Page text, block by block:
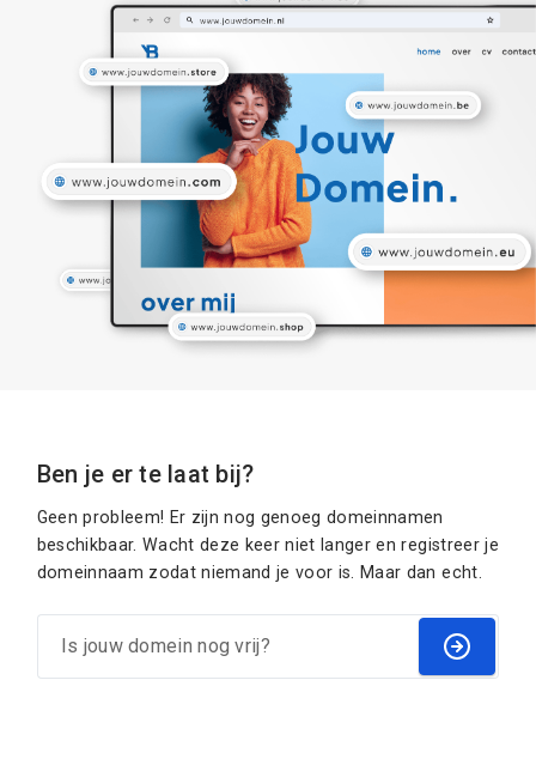
Ben je er te laat bij?
Geen probleem! Er zijn nog genoeg domeinnamen
beschikbaar. Wacht deze keer niet langer en registreer je
domeinnaam zodat niemand je voor is. Maar dan echt.